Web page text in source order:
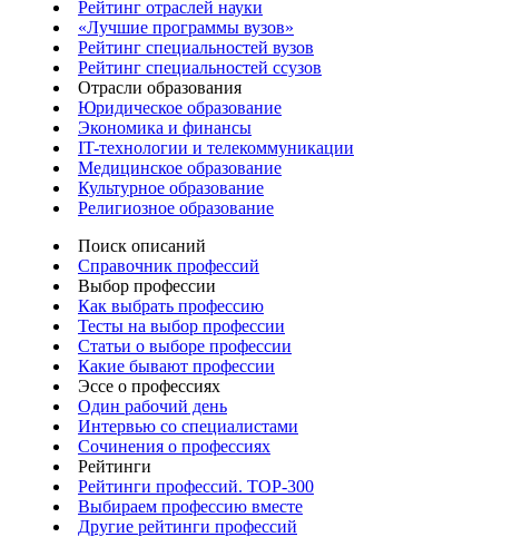
Рейтинг отраслей науки
«Лучшие программы вузов»
Рейтинг специальностей вузов
Рейтинг специальностей ссузов
Отрасли образования
Юридическое образование
Экономика и финансы
IT-технологии и телекоммуникации
Медицинское образование
Культурное образование
Религиозное образование
Поиск описаний
Справочник профессий
Выбор профессии
Как выбрать профессию
Тесты на выбор профессии
Статьи о выборе профессии
Какие бывают профессии
Эссе о профессиях
Один рабочий день
Интервью со специалистами
Сочинения о профессиях
Рейтинги
Рейтинги профессий. TOP-300
Выбираем профессию вместе
Другие рейтинги профессий